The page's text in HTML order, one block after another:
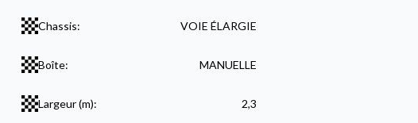
Chassis: VOIE ÉLARGIE
Boîte: MANUELLE
Largeur (m): 2,3